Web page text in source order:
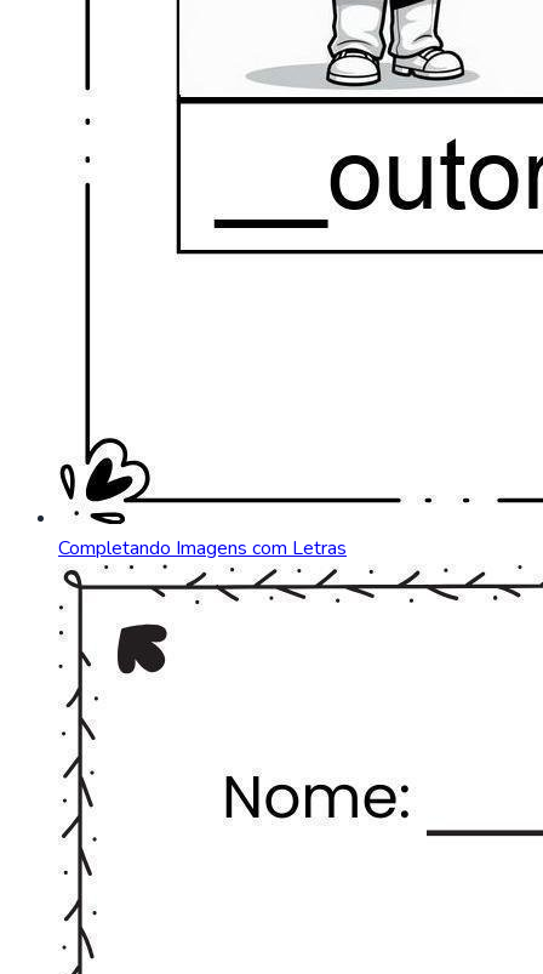
Completando Imagens com Letras